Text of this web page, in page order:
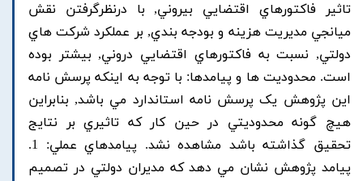
تاثير فاکتورهاي اقتضايي بيروني, با درنظرگرفتن نقش
ميانجي مديريت هزينه و بودجه بندي, بر عملکرد شرکت هاي
دولتي, نسبت به فاکتورهاي اقتضايي دروني, بيشتر بوده
است. محدوديت ها و پيامدها: با توجه به اينکه پرسش نامه
اين پژوهش يک پرسش نامه استاندارد مي باشد, بنابراين
هيچ گونه محدوديتي در حين کار که تاثيري بر نتايج
تحقيق گذاشته باشد مشاهده نشد. پيامدهاي عملي: 1.
پيامد پژوهش نشان مي دهد که مديران دولتي در تصميم